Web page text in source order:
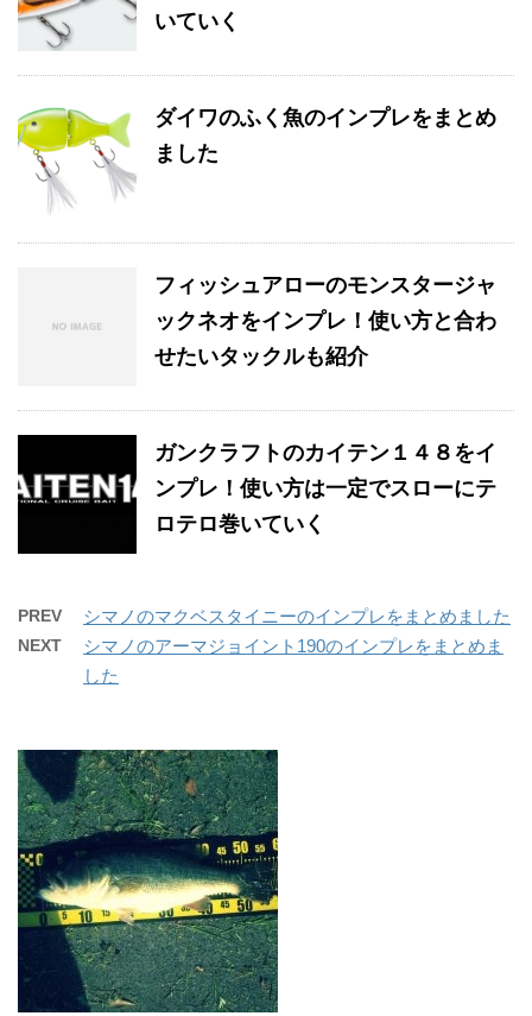
いていく
ダイワのふく魚のインプレをまとめ
ました
フィッシュアローのモンスタージャ
ックネオをインプレ！使い方と合わ
せたいタックルも紹介
ガンクラフトのカイテン１４８をイ
ンプレ！使い方は一定でスローにテ
ロテロ巻いていく
PREV シマノのマクベスタイニーのインプレをまとめました
NEXT
シマノのアーマジョイント190のインプレをまとめま
した